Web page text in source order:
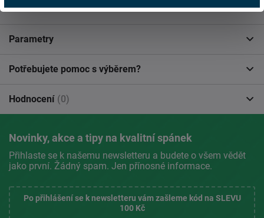
Parametry
Potřebujete pomoc s výběrem?
Hodnocení (0)
Novinky, akce a tipy na kvalitní spánek
Přihlaste se k našemu newsletteru a budete o všem vědět
jako první. Žádný spam. Jen přínosné informace.
Po přihlášení se k newsletteru vám zašleme kód na SLEVU
100 Kč